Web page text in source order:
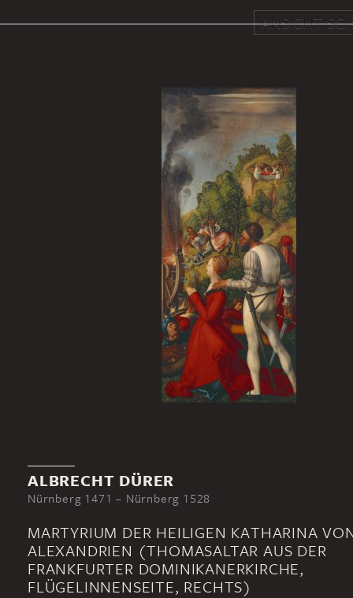
ANSICHT
ALBRECHT DÜRER
Nürnberg 1471 – Nürnberg 1528
MARTYRIUM DER HEILIGEN KATHARINA
ALEXANDRIEN (THOMASALTAR AUS DER
FRANKFURTER DOMINIKANERKIRCHE,
FLÜGELINNENSEITE, RECHTS)